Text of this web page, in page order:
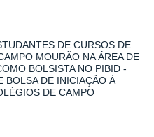
DE CURSOS DE
MOURÃO NA ÁREA DE
BOLSISTA NO PIBID -
BOLSA DE INICIAÇÃO À
DE CAMPO